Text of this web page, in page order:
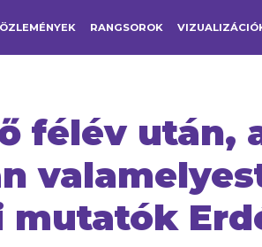
RANGSOROK
félév után,
mutatók